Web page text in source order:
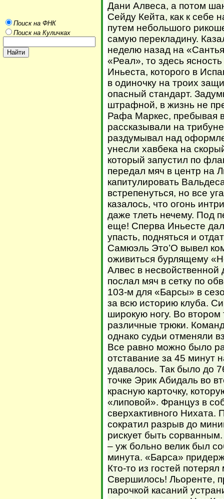
Поиск на ФНК
Поиск на Куличках
Дани Алвеса, а потом
Сейду Кейта, как к себе
путем небольшого
самую перекладину.
неделю назад на
«Реал», то здесь
Иньеста, которого в
в одиночку на троих
опасный стандарт.
штрафной, в жизнь не
Рафа Маркес, пребывая
рассказывали на
раздумывал над
унесли хавбека на
который запустил по
передал мяч в центр на
капитулировать
встрепенуться, но все
казалось, что огонь
даже тлеть нечему. Под
еще! Сперва Иньесте
упасть, подняться и
Самюэль Это’О вывел
оживиться бурлящему
Алвес в
послал мяч в сетку по
103-м для «Барсы» в
за всю историю клуба.
широкую ногу. Во
различные трюки.
однако судьи отменяли
Все равно можно было
отставание за 45 минут
удавалось. Так было до
точке Эрик Абидаль во
красную карточку,
«липовой». Француз в
сверхактивного Нихата.
сократил разрыв до
рискует быть
– уж больно велик был
минута. «Барса»
Кто-то из гостей
Свершилось! Льоренте,
парочкой касаний